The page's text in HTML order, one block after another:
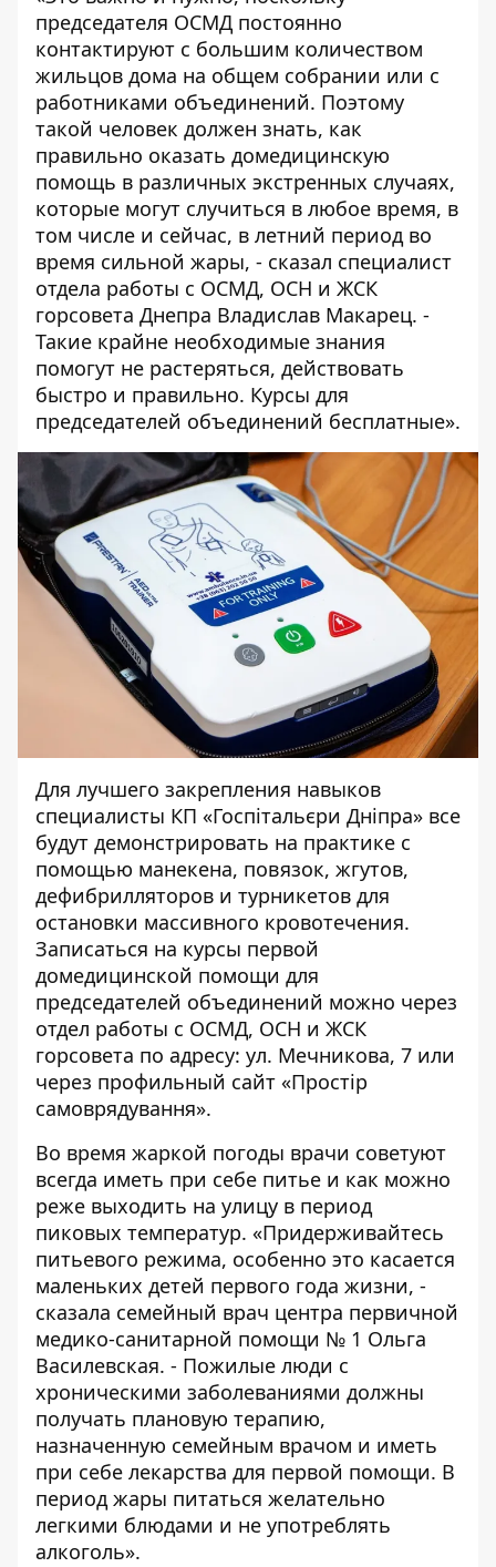
председателя ОСМД постоянно
контактируют с большим количеством
жильцов дома на общем собрании или с
работниками объединений. Поэтому
такой человек должен знать, как
правильно оказать домедицинскую
помощь в различных экстренных случаях,
которые могут случиться в любое время, в
том числе и сейчас, в летний период во
время сильной жары, - сказал специалист
отдела работы с ОСМД, ОСН и ЖСК
горсовета Днепра Владислав Макарец. -
Такие крайне необходимые знания
помогут не растеряться, действовать
быстро и правильно. Курсы для
председателей объединений бесплатные».
Для лучшего закрепления навыков
специалисты КП «Госпітальєри Дніпра» все
будут демонстрировать на практике с
помощью манекена, повязок, жгутов,
дефибрилляторов и турникетов для
остановки массивного кровотечения.
Записаться на курсы первой
домедицинской помощи для
председателей объединений можно через
отдел работы с ОСМД, ОСН и ЖСК
горсовета по адресу: ул. Мечникова, 7 или
через профильный сайт «Простір
самоврядування».
Во время жаркой погоды врачи советуют
всегда иметь при себе питье и как можно
реже выходить на улицу в период
пиковых температур. «Придерживайтесь
питьевого режима, особенно это касается
маленьких детей первого года жизни, -
сказала семейный врач центра первичной
медико-санитарной помощи № 1 Ольга
Василевская. - Пожилые люди с
хроническими заболеваниями должны
получать плановую терапию,
назначенную семейным врачом и иметь
при себе лекарства для первой помощи. В
период жары питаться желательно
легкими блюдами и не употреблять
алкоголь».